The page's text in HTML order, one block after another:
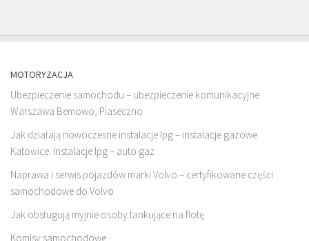
MOTORYZACJA
Ubezpieczenie samochodu – ubezpieczenie komunikacyjne
Warszawa Bemowo, Piaseczno
Jak działają nowoczesne instalacje lpg – instalacje gazowe
Katowice. Instalacje lpg – auto gaz
Naprawa i serwis pojazdów marki Volvo – certyfikowane części
samochodowe do Volvo
Jak obsługują myjnie osoby tankujące na flotę
Komisy samochodowe.